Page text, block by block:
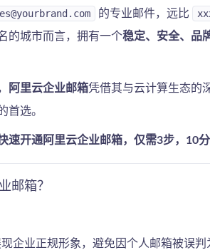
的专业邮件，远比
的城市而言，拥有一个稳定、安全、品
阿里云企业邮箱凭借其与云计算生态的
首选。
速开通阿里云企业邮箱，仅需3步，10
邮箱？
企业正规形象，避免因个人邮箱被误判